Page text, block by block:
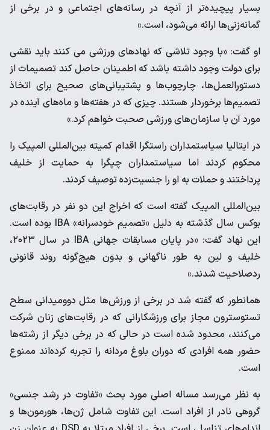
بسیار پیچیده‌تر از آنچه در رسانه‌های اجتماعی و در برخی از
گمانه‌زنی‌ها ارائه می‌شود، است.»
او گفت: «با وجود تلاشی که نهادهای ورزشی می کنند باید نقشی
برای دولت وجود داشته باشد که اطمینان حاصل کند تصمیمات از
دستورالعمل‌ها، چارچوب‌ها و پشتیبانی‌های صحیح برای اتخاذ
تصمیم‌ها برخوردار هستند. چیزی که در هفته‌ها و ماه‌های آینده در
مورد آن با سازمان‌های ورزشی صحبت خواهم کرد.»
در ایتالیا سیاستمداران راستگرا اقدام کمیته بین‌المللی المپیک را
محکوم کردند اما سیاستمداران چپگرا به حمایت از خلیف
پرداختند و حملات به او را جنسیت‌زده توصیف کردند.
بین‌المللی المپیک گفته است که اخراج این دو نفر در رقابت‌های
بوکس سال گذشته به دلیل «تصمیم خودسرانه» IBA بوده است.
این نهاد گفت: «در پایان مسابقات جهانی IBA در سال ۲۰۲۳،
خلیف و لین به طور ناگهانی و بدون هیچ‌گونه روند قانونی
ردصلاحیت شدند.»
همانطور که گفته شد در برخی از ورزش‌ها مثل دوومیدانی سطح
تستوسترون مجاز برای ورزشکارانی که در رقابت‌های زنان شرکت
می‌کنند، محدود شده است در حالی که در برخی دیگر از رشته‌ها
حضور همه افرادی که دوران بلوغ مردانه را تجربه کرده‌اند ممنوع
است.
به نظر می‌رسد مساله اصلی مورد بحث «تفاوت در رشد جنسی»
گروهی نادر از افراد است. این تفاوت شامل ژن‌ها، هورمون‌ها و